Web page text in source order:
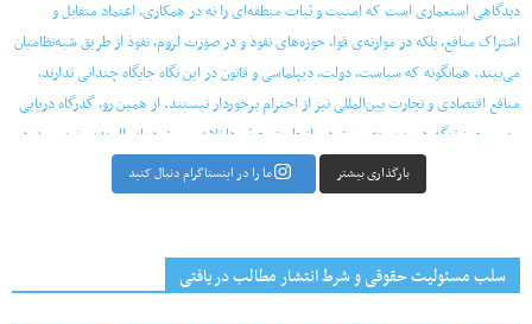
بارگذاری بیشتر ما را در اینستاگرام دنبال کنید
سلب مسئولیت حقوقی و شرط انتشار مطالب دریافتی